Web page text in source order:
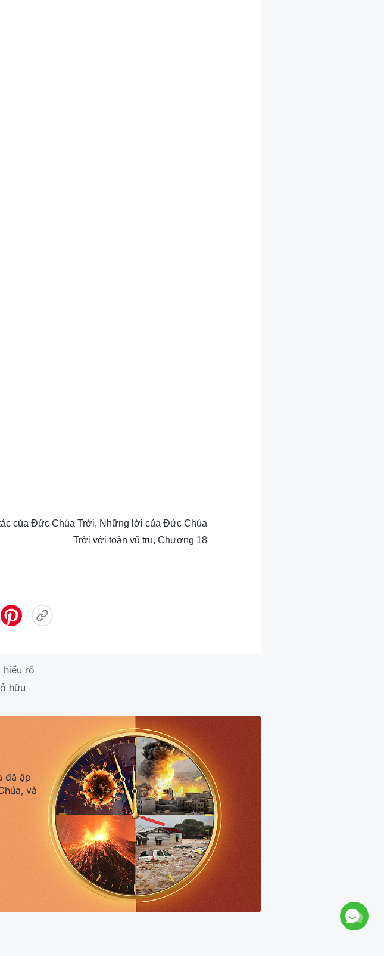
của Đức Chúa Trời, Những lời của Đức Chúa
Trời với toàn vũ trụ, Chương 18
rõ
hữu
đã ập
và